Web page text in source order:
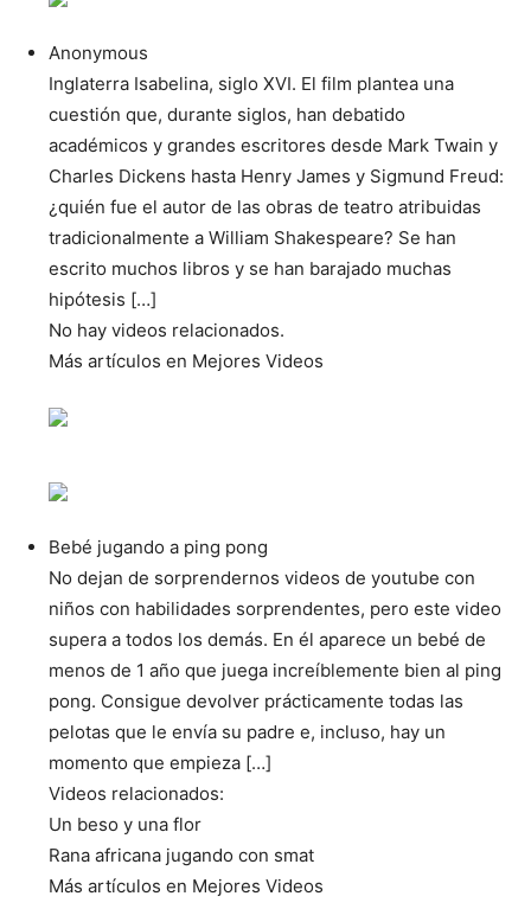
Anonymous
Inglaterra Isabelina, siglo XVI. El film plantea una
cuestión que, durante siglos, han debatido
académicos y grandes escritores desde Mark Twain y
Charles Dickens hasta Henry James y Sigmund Freud:
¿quién fue el autor de las obras de teatro atribuidas
tradicionalmente a William Shakespeare? Se han
escrito muchos libros y se han barajado muchas
hipótesis […]
No hay videos relacionados.
Más artículos en Mejores Videos
Bebé jugando a ping pong
No dejan de sorprendernos videos de youtube con
niños con habilidades sorprendentes, pero este video
supera a todos los demás. En él aparece un bebé de
menos de 1 año que juega increíblemente bien al ping
pong. Consigue devolver prácticamente todas las
pelotas que le envía su padre e, incluso, hay un
momento que empieza […]
Videos relacionados:
Un beso y una flor
Rana africana jugando con smat
Más artículos en Mejores Videos